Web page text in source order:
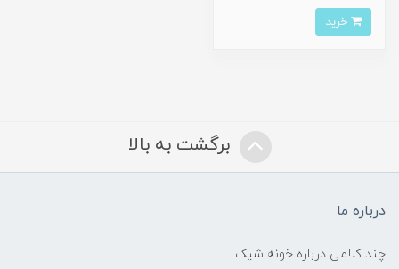
برگشت به بالا
درباره ما
چند کلامی درباره خونه شیک